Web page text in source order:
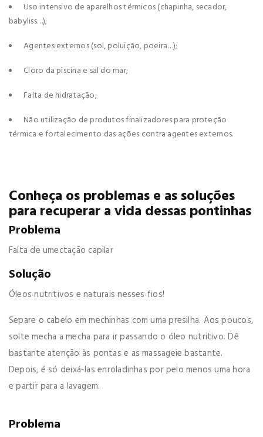
Uso intensivo de aparelhos térmicos (chapinha, secador,
babyliss…);
Agentes externos (sol, poluição, poeira…);
Cloro da piscina e sal do mar;
Falta de hidratação;
Não utilização de produtos finalizadores para proteção
térmica e fortalecimento das ações contra agentes externos.
Conheça os problemas e as soluções
para recuperar a vida dessas pontinhas
Problema
Falta de umectação capilar
Solução
Óleos nutritivos e naturais nesses fios!
Separe o cabelo em mechinhas com uma presilha. Aos poucos,
solte mecha a mecha para ir passando o óleo nutritivo. Dê
bastante atenção às pontas e as massageie bastante.
Depois, é só deixá-las enroladinhas por pelo menos uma hora
e partir para a lavagem.
Problema